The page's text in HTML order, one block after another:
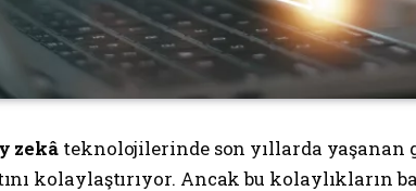
zekâ teknolojilerinde son yıllarda yaşanan
kolaylaştırıyor. Ancak bu kolaylıkların